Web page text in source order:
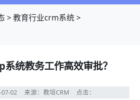
>教育行业crm系统>
统教务工作高效审批？
07-02 来源：教培CRM 点击：